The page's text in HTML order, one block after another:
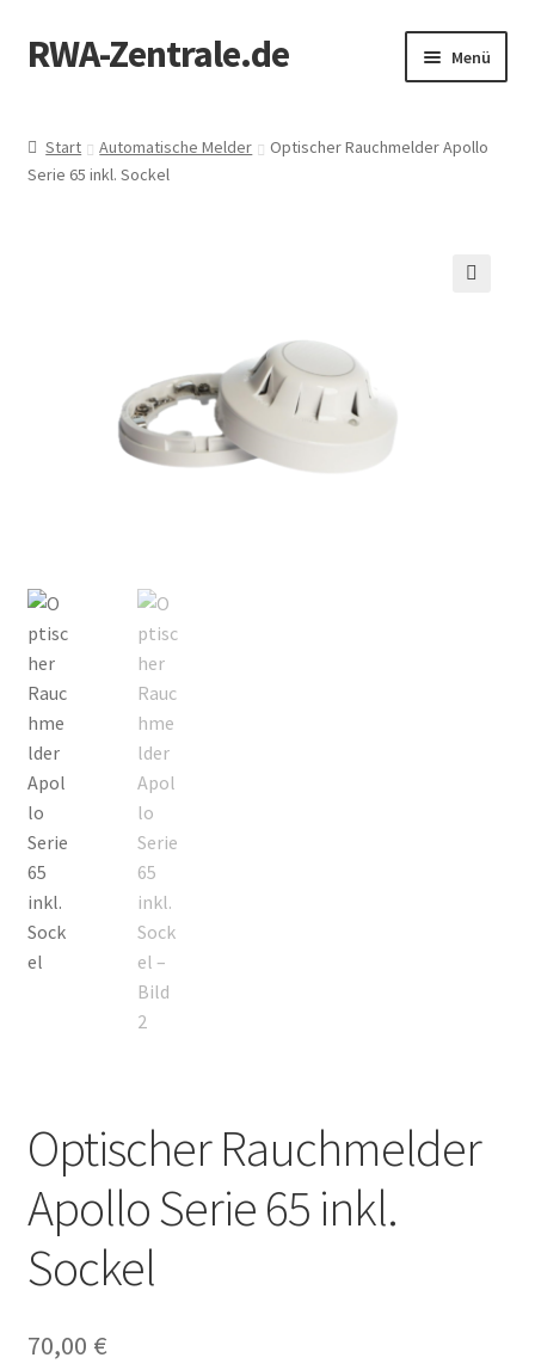
Zur
Navigation
Zum
Inhalt
RWA-Zentrale.de Menü
öffnen
RWA-Online-Shop
Start Automatische Melder
Optischer Rauchmelder Apollo
Serie 65 inkl. Sockel
Optischer Rauchmelder
Apollo Serie 65 inkl.
Sockel
70,00 €